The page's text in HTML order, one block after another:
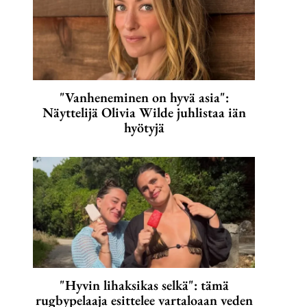
"Vanheneminen on hyvä asia":
Näyttelijä Olivia Wilde juhlistaa iän
hyötyjä
"Hyvin lihaksikas selkä": tämä
rugbypelaaja esittelee vartaloaan veden